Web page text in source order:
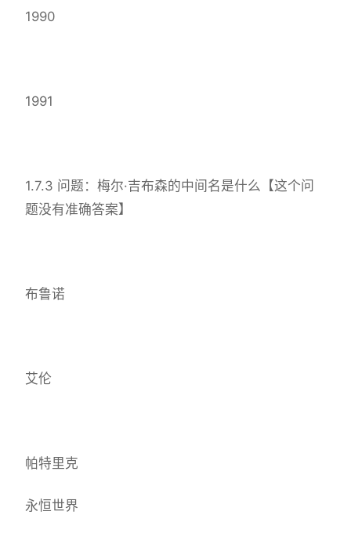
1990
1991
1.7.3 问题：梅尔·吉布森的中间名是什么【这个问
题没有准确答案】
布鲁诺
艾伦
帕特里克
永恒世界